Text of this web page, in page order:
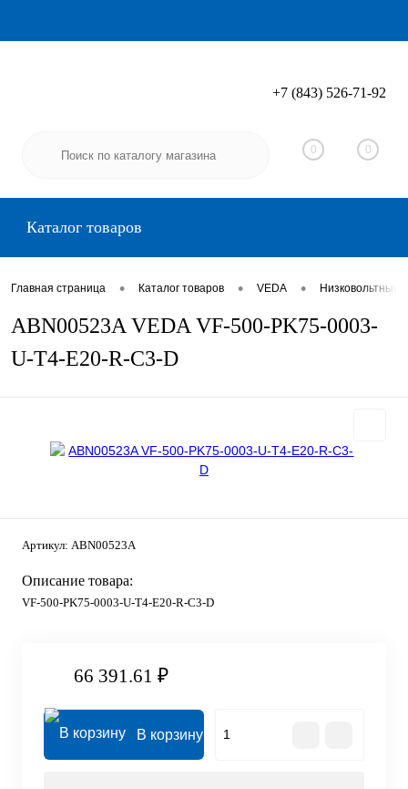
Вход Регистрация
+7 (843) 526-71-92
0 0
Каталог товаров
Главная страница • Каталог товаров • VEDA •
ABN00523A VEDA VF-500-PK75-0003-
U-T4-E20-R-C3-D
Артикул: ABN00523A
Описание товара:
VF-500-PK75-0003-U-T4-E20-R-C3-D
66 391.61 ₽
В корзину